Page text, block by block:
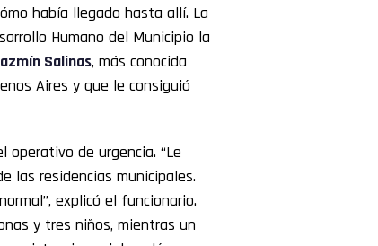
había llegado hasta allí. La
Humano del Municipio la
Salinas, más conocida
Aires y que le consiguió
operativo de urgencia. “Le
las residencias municipales.
explicó el funcionario.
y tres niños, mientras un